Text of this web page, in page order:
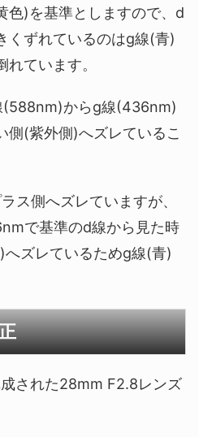
色)を基準としますので、d
くずれているのはg線(青)
ています。
(588nm)からg線(436nm)
側(紫外側)へズレているこ
ス側へズレていますが、
で基準のd線から見た時
ズレているためg線(青)
された28mm F2.8レンズ